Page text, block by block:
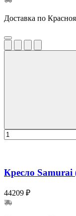
Доставка по
Кресло
44209 ₽